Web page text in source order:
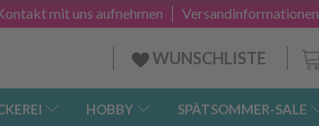
Versandinformationen
mit uns aufnehmen
WUNSCHLISTE
HOBBY SPÄTSOMMER-SALE